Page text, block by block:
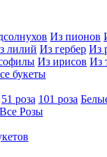
Из пионов
лилий Из гербер Из
Из ирисов Из
букеты
51 роза 101 роза
Все Розы